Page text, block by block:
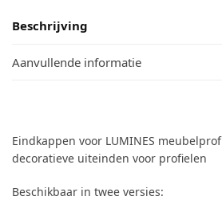
Beschrijving
Aanvullende informatie
Eindkappen voor LUMINES
decoratieve uiteinden voor profielen
Beschikbaar in twee versies: